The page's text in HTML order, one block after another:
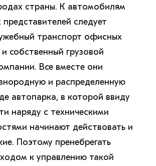
страны. К автомобилям
следует
транспорт офисных
собственный грузовой
Все вместе они
и распределенную
автопарка, в которой ввиду
наряду с техническими
начинают действовать и
Поэтому пренебрегать
к управлению такой